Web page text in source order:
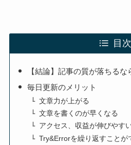
目次
【結論】記事の質が落ちる
毎日更新のメリット
文章力が上がる
文章を書くのが早くなる
アクセス、収益が伸びやす
Try&Errorを繰り返すことが